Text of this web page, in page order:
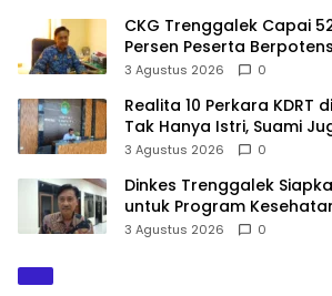
CKG Trenggalek Capai
Persen Peserta
Kejiwaan
3 Agustus 2026 0
Realita 10 Perkara KDRT
Tak Hanya Istri, Suami
Kekerasan
3 Agustus 2026 0
Dinkes Trenggalek
untuk Program
2027
3 Agustus 2026 0